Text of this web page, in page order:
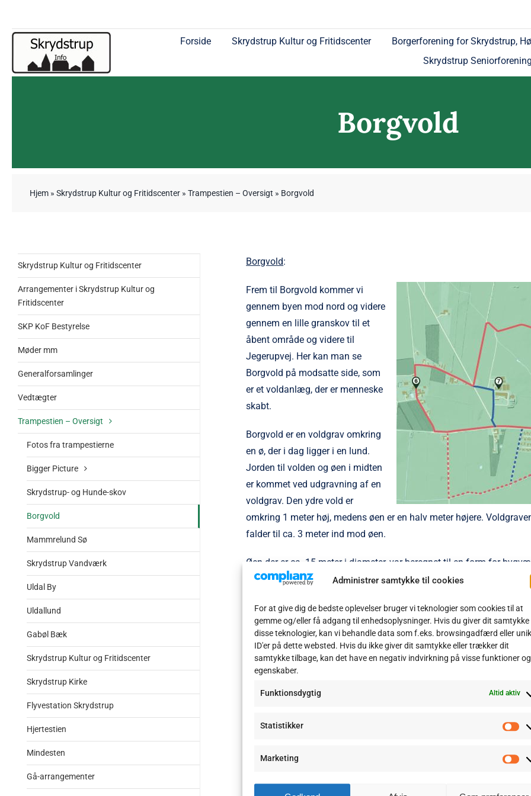
Administrer samtykke til cookies
For at give dig de bedste oplevelser bruger vi teknologier som cookies til at
gemme og/eller få adgang til enhedsoplysninger. Hvis du giver dit samtykke
disse teknologier, kan vi behandle data som f.eks. browsingadfærd eller
ID'er på dette websted. Hvis du ikke giver dit samtykke eller trækker dit
samtykke tilbage, kan det have en negativ indvirkning på visse funktioner og
egenskaber.
Funktionsdygtig Altid aktiv
Statistikker
Marketing
Forside Skrydstrup Kultur og Fritidscenter
Borgerforening for Skrydstrup,
Skrydstrup
Borgvold
Hjem » Skrydstrup Kultur og Fritidscenter » Trampestien – Oversigt » Borgvold
Borgvold:
Frem til Borgvold kommer vi
gennem byen mod nord og videre
gennem en lille granskov til et
åbent område og videre til
Jegerupvej. Her kan man se
Borgvold på modsatte side,som
er et voldanlæg, der er menneske
skabt.
Borgvold er en voldgrav omkring
en ø, der i dag ligger i en lund.
Jorden til volden og øen i midten
er kommet ved udgravning af en
voldgrav. Den ydre vold er
omkring 1 meter høj, medens øen er en halv meter højere.
falder til ca. 3 meter ind mod øen.
Øen der er ca. 15 meter i diameter, var beregnet til en form for
Hele voldanlægget et ca. 60 meter langt og 25 meter bredt. Adgangs
bredt, hvor der nok har været en bro over til centerøen.
Der har ikke været den store arkæologiske interesse for området
Man forestiller sig at der har stået et tårn med en platform 1-2 meter
under toppen af ydervæggen.
Det menes at være lavet omkring 1300 tallet, hvor Tørning Slot blev
Borvold har nok ikke været brugt som beboelse, men som et
Mod syd står en fredningssten.
Herfra går ruten vest af Jegerupvej til Hørløkkevej og ind mod
Der er også mulighed for at lave en tur rundt om Billund sø på
Skrydstrup Kultur og Fritidscenter
Arrangementer i Skrydstrup Kultur og
Fritidscenter
SKP KoF Bestyrelse
Møder mm
Generalforsamlinger
Vedtægter
Trampestien – Oversigt
Fotos fra trampestierne
Bigger Picture
Skrydstrup- og Hunde-skov
Borgvold
Mammrelund Sø
Skrydstrup Vandværk
Uldal By
Uldallund
Gabøl Bæk
Skrydstrup Kultur og Fritidscenter
Skrydstrup Kirke
Flyvestation Skrydstrup
Hjertestien
Mindesten
Gå-arrangementer